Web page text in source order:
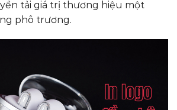
tải giá trị thương hiệu một
phô trương.